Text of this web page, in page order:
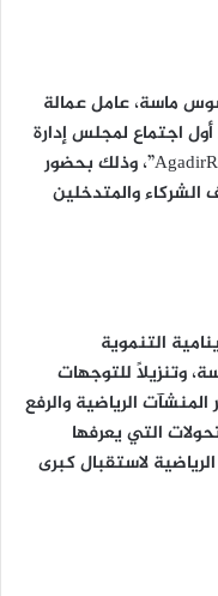
ماسة، عامل عمالة
أول اجتماع لمجلس إدارة
شركة المنشآت الرياضية “AgadirRegionSport SA”، وذلك بحضور
الشركاء والمتدخلين
التنموية
وتنزيلاً للتوجهات
الرياضية والرفع
التي يعرفها
لاستقبال كبرى